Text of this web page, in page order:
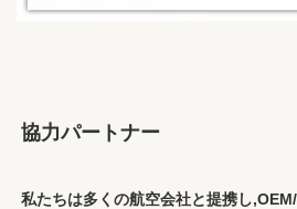
協力パートナー
私たちは多くの航空会社と提携し